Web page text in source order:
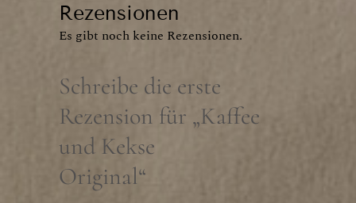
Rezensionen
Es gibt noch keine Rezensionen.
Schreibe die erste
Rezension für „Kaffee
und Kekse
Original“